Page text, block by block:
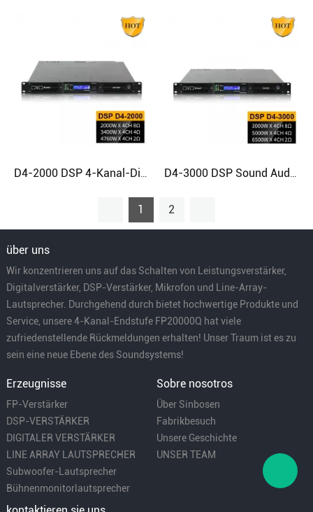
1 2
über uns
Wir konzentrieren uns auf das Schalten von Leistungsverstärker,
Digitalverstärker, DSP-Verstärker, Mikrofon und Line-Array-
Lautsprecher. Durchgehend durch bietet hochwertige Produkte und
Service, unsere 4-Kanal-Endstufe FP20000Q hat viele
zufriedenstellende Rückmeldungen erhalten! Unser Traum ist es zu
sein eine neue Ebene des Soundsystems!
Erzeugnisse
FP-Verstärker
DSP-VERSTÄRKER
DIGITALER VERSTÄRKER
LINE ARRAY LAUTSPRECHER
Subwoofer-Lautsprecher
Bühnenmonitorlautsprecher
Sobre nosotros
Über Sinbosen
Fabrikbesuch
Unsere Geschichte
UNSER TEAM